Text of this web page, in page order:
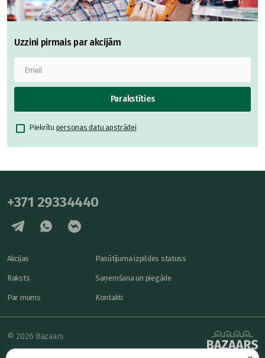
Uzzini pirmais par akcijām
Parakstīties
Piekrītu personas datu apstrādei
+371 29334440
Akcijas
Raksts
Par mums
Pasūtījuma izpildes statuss
Saņemšana un piegāde
Kontakti
© 2026 Bazaars